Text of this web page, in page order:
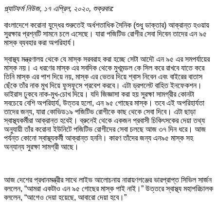
প্ল্যাটফর্ম নিউজ, ১৭ এপ্রিল, ২০২০, শুক্রবার:
বাংলাদেশে করোনা যুদ্ধের শুরুতেই অর্ধশতাধিক সৈনিক (শুধু ডাক্তার) আক্রান্ত হওয়ায়
সুরক্ষার প্রশ্নটি সামনে চলে এসেছে। যারা পজিটিভ রোগীর সেবা দিবেন তাদের এন ৯৫
মাস্ক ব্যবহার করা অপরিহার্য।
স্বাস্থ্য মন্ত্রণালয় থেকে যে মাস্ক সরবরাহ করা হচ্ছে সেটা আদৌ এন ৯৫ এর সমপর্যায়ের
মাস্ক নয়। এ ধরণের মাস্ক এর সবদিক থেকে মুখমন্ডল কে সিল করে রাখবে যাতে করে
তিনি মাস্ক এর পাশ দিয়ে নয়, মাস্ক এর ভেতর দিয়ে শ্বাস নিবেন এবং বাইরের বাতাস
ছেঁকে তাঁর নাক মুখ দিয়ে ফুসফুসে প্রবেশ করবে। এটা ড্রপলেট বাহিত ইনফেকশন।
ভাইরাস ঢুকবে নাক-মুখ-চোখ দিয়ে। যদি জিজ্ঞাসা করা হয় সুরক্ষা সামগ্রীর কোনটা
সবচেয়ে বেশি অপরিহার্য, উত্তর হলো, এন ৯৫ গোছের মাস্ক। তবে এই অপরিহার্যতা
তাদের জন্য, যারা কোভিড১৯ পজিটিভ রোগীকে কাছ থেকে সেবা দিবে। এটা ছাড়া
স্বাস্থ্যকর্মীরা আক্রান্ত হবেই। ব্রুনেই থেকে একজন প্রবাসী চিকিৎসকের দেয়া তথ্য
অনুযায়ী তাঁর করোনা ইউনিটে পজিটিভ রোগীদের সেবা চলছে আজ ৩৭ দিন ধরে। আজ
পর্যন্ত কোনো স্বাস্থ্যকর্মী আক্রান্ত হননি। কারণ তাঁদের জন্য এন৯৫ মাস্ক সহ
অন্যান্য সুরক্ষা সামগ্রী আছে।
আজ দেশের প্রধানমন্ত্রীর সাথে লাইভ আলোচনায় নারায়ণগঞ্জের ভারপ্রাপ্ত সিভিল সার্জন
বললেন, “আমরা একটাও এন ৯৫ গোছের মাস্ক পাই নাই।” উত্তরে স্বাস্থ্য মহাপরিচালক
বললেন, “আগেও দেয়া হয়েছে, আবারো দেয়া হবে।”